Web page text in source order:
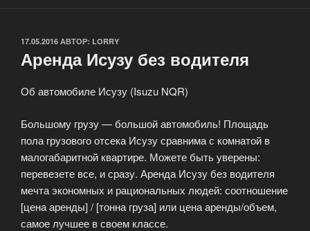
ОПУБЛИКОВАНО
17.05.2016 АВТОР: LORRY
Аренда Исузу без водителя
Об автомобиле Исузу (Isuzu NQR)
Большому грузу — большой автомобиль! Площадь
пола грузового отсека Исузу сравнима с комнатой в
малогабаритной квартире. Можете быть уверены:
перевезете все, и сразу. Аренда Исузу без водителя
мечта экономных и рациональных людей: соотношение
[цена аренды] / [тонна груза] или цена аренды/объем,
самое лучшее в своем классе.